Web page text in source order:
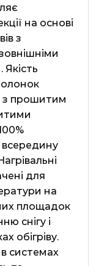
на основі
з
з прошитим
для
на
площадок
снігу і
обігріву.
системах